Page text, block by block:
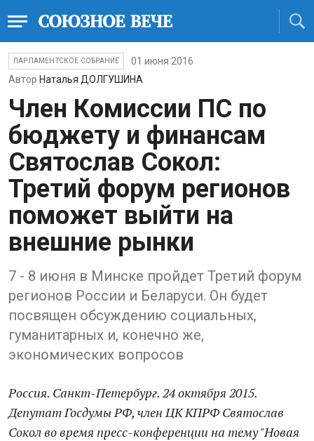
ПАРЛАМЕНТСКОЕ СОБРАНИЕ
01 июня 2016
Автор Наталья ДОЛГУШИНА
Член Комиссии ПС по
бюджету и финансам
Святослав Сокол:
Третий форум регионов
поможет выйти на
внешние рынки
7 - 8 июня в Минске пройдет Третий форум
регионов России и Беларуси. Он будет
посвящен обсуждению социальных,
гуманитарных и, конечно же,
экономических вопросов
Россия. Санкт-Петербург. 24 октября 2015.
Депутат Госдумы РФ, член ЦК КПРФ Святослав
Сокол во время пресс-конференции на тему "Новая